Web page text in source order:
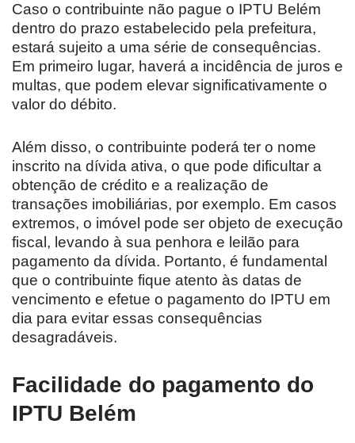
Caso o contribuinte não pague o IPTU Belém
dentro do prazo estabelecido pela prefeitura,
estará sujeito a uma série de consequências.
Em primeiro lugar, haverá a incidência de juros e
multas, que podem elevar significativamente o
valor do débito.
Além disso, o contribuinte poderá ter o nome
inscrito na dívida ativa, o que pode dificultar a
obtenção de crédito e a realização de
transações imobiliárias, por exemplo. Em casos
extremos, o imóvel pode ser objeto de execução
fiscal, levando à sua penhora e leilão para
pagamento da dívida. Portanto, é fundamental
que o contribuinte fique atento às datas de
vencimento e efetue o pagamento do IPTU em
dia para evitar essas consequências
desagradáveis.
Facilidade do pagamento do
IPTU Belém